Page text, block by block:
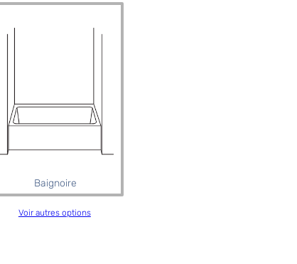
Baignoire
Voir autres options